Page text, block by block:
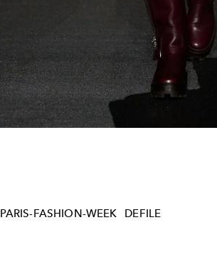
PARIS-FASHION-WEEK DEFILE